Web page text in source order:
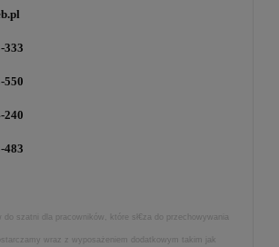
333
550
240
483
do szatni dla pracowników, które sł€za do przechowywania
wraz z wyposażeniem dodatkowym takim jak